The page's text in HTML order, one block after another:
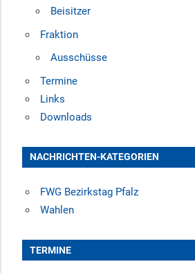
Beisitzer
Fraktion
Ausschüsse
Termine
Links
Downloads
NACHRICHTEN-KATEGORIEN
FWG Bezirkstag Pfalz
Wahlen
TERMINE